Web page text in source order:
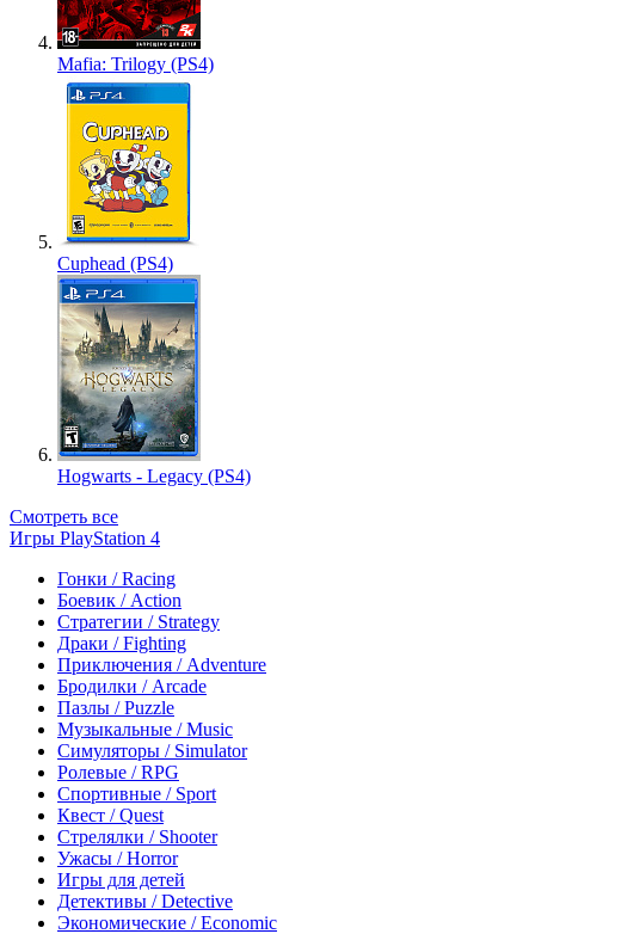
Mafia: Trilogy (PS4)
Cuphead (PS4)
Hogwarts - Legacy (PS4)
Смотреть все
Игры PlayStation 4
Гонки / Racing
Боевик / Action
Стратегии / Strategy
Драки / Fighting
Приключения / Adventure
Бродилки / Arcade
Пазлы / Puzzle
Музыкальные / Music
Симуляторы / Simulator
Ролевые / RPG
Спортивные / Sport
Квест / Quest
Стрелялки / Shooter
Ужасы / Horror
Игры для детей
Детективы / Detective
Экономические / Economic